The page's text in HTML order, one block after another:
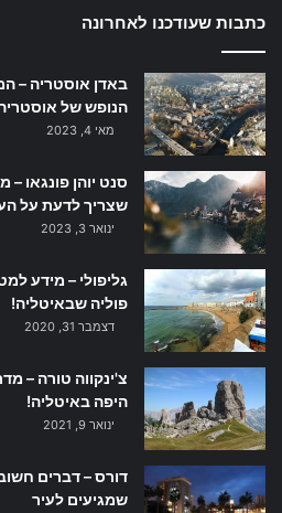
כתבות שעודכנו לאחרונה
באדן אוסטריה –
הנופש של
מאי 4, 2023
סנט יוהן פונגאו
שצריך לדעת על
ינואר 3, 2023
גליפולי – מידע
פוליה שבאיטליה!
דצמבר 31, 2020
צ'ינקווה טורה –
היפה באיטליה!
ינואר 9, 2021
דורס – דברים
שמגיעים לעיר